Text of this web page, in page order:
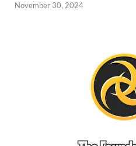
November 30, 2024